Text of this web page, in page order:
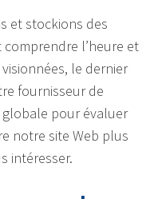
et stockions des
l’heure et
le dernier
fournisseur de
pour évaluer
notre site Web plus
intéresser.